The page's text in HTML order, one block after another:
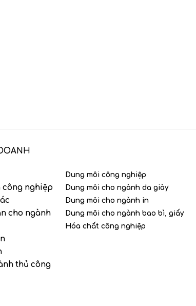
công nghiệp
cho ngành
thủ công
Dung môi công nghiệp
Dung môi cho ngành da giày
Dung môi cho ngành in
Dung môi cho ngành bao bì, giấy
Hóa chất công nghiệp